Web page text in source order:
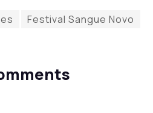
Festival Sangue Novo